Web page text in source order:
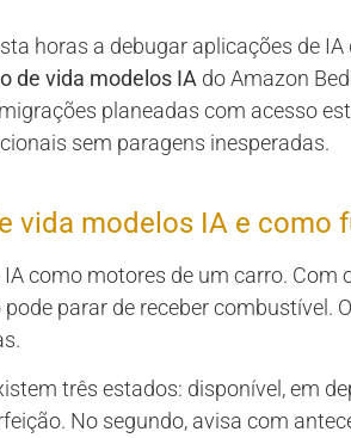
horas a debugar aplicações de
de vida modelos IA do Amazon
planeadas com acesso
sem paragens inesperadas.
vida modelos IA e como
como motores de um carro. Com
parar de receber combustível.
três estados: disponível, em
No segundo, avisa com